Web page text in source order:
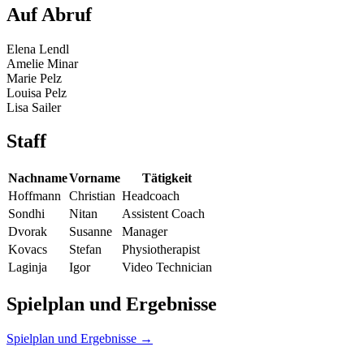
Auf Abruf
Elena Lendl
Amelie Minar
Marie Pelz
Louisa Pelz
Lisa Sailer
Staff
NachnameVorname
Tätigkeit
Hoffmann
Christian Headcoach
Sondhi
Nitan
Assistent Coach
Dvorak
Susanne
Manager
Kovacs
Stefan
Physiotherapist
Laginja
Igor Video Technician
Spielplan und Ergebnisse
Spielplan und Ergebnisse →